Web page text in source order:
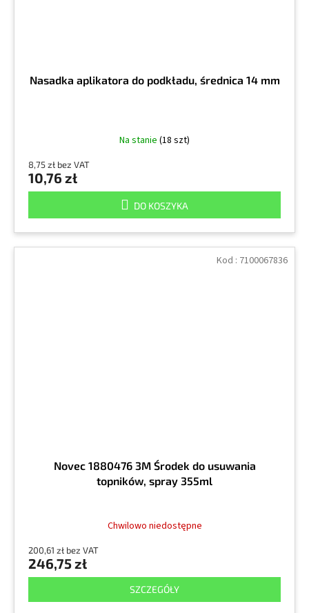
Nasadka aplikatora do podkładu, średnica 14 mm
Na stanie (18 szt)
8,75 zł bez VAT
10,76 zł
DO KOSZYKA
Novec 1880476 3M Środek do usuwania
topników, spray 355ml
Chwilowo niedostępne
200,61 zł bez VAT
246,75 zł
SZCZEGÓŁY
Kod : 7100067836